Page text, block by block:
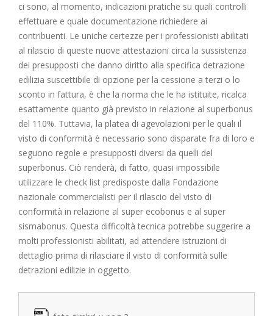
ci sono, al momento, indicazioni pratiche su quali controlli
effettuare e quale documentazione richiedere ai
contribuenti. Le uniche certezze per i professionisti abilitati
al rilascio di queste nuove attestazioni circa la sussistenza
dei presupposti che danno diritto alla specifica detrazione
edilizia suscettibile di opzione per la cessione a terzi o lo
sconto in fattura, è che la norma che le ha istituite, ricalca
esattamente quanto già previsto in relazione al superbonus
del 110%. Tuttavia, la platea di agevolazioni per le quali il
visto di conformità è necessario sono disparate fra di loro e
seguono regole e presupposti diversi da quelli del
superbonus. Ciò renderà, di fatto, quasi impossibile
utilizzare le check list predisposte dalla Fondazione
nazionale commercialisti per il rilascio del visto di
conformità in relazione al super ecobonus e al super
sismabonus. Questa difficoltà tecnica potrebbe suggerire a
molti professionisti abilitati, ad attendere istruzioni di
dettaglio prima di rilasciare il visto di conformità sulle
detrazioni edilizie in oggetto.